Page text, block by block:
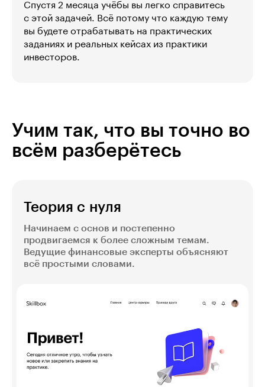
Спустя 2 месяца учёбы вы легко справитесь
с этой задачей. Всё потому что каждую тему
вы будете отрабатывать на практических
заданиях и реальных кейсах из практики
инвесторов.
Учим так, что вы точно во
всём разберётесь
Теория с нуля
Начинаем с основ и постепенно
продвигаемся к более сложным темам.
Ведущие финансовые эксперты объясняют
всё простыми словами.